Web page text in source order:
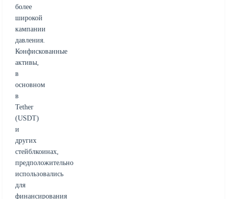
более
широкой
кампании
давления.
Конфискованные
активы,
в
основном
в
Tether
(USDT)
и
других
стейблкоинах,
предположительно
использовались
для
финансирования